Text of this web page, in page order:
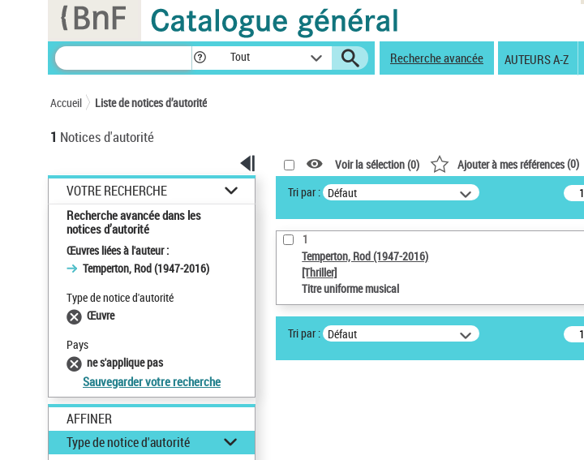
Tout Recherche avancée AUTEURS A-Z
Accueil Liste de notices d’autorité
1 Notices d'autorité
VOTRE RECHERCHE
Recherche avancée dans les
notices d’autorité
Œuvres liées à l'auteur :
Temperton, Rod (1947-2016)
Type de notice d'autorité
Œuvre
Pays
ne s'applique pas
Sauvegarder votre recherche
AFFINER
Type de notice d'autorité
Voir la sélection (0) Ajouter à mes références(0)
Tri par : Défaut
1
Temperton, Rod (1947-2016)
[Thriller]
Titre uniforme musical
Tri par : Défaut
Panneau de gestion des cookies